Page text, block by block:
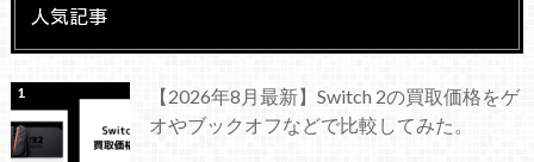
人気記事
【2026年8月最新】Switch 2の買取価格をゲ
オやブックオフなどで比較してみた。